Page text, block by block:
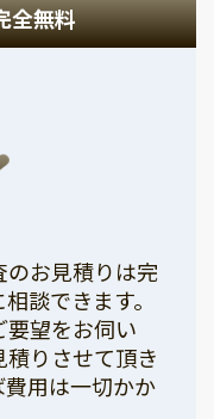
全無料
のお見積りは完
談できます。
望をお伺い
りさせて頂き
用は一切かか